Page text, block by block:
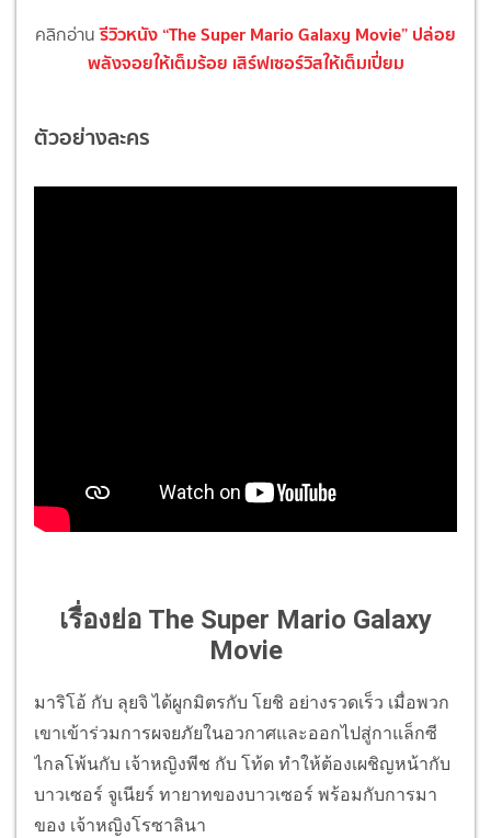
คลิกอ่านรีวิวหนัง“The Super Mario Galaxy Movie”ปล่อย
พลังจอยให้เต็มร้อย เสิร์ฟเซอร์วิสให้เต็มเปี่ยม
ตัวอย่างละคร
เรื่องย่อ The Super Mario Galaxy
Movie
มาริโอ้ กับ ลุยจิ ได้ผูกมิตรกับ โยชิ อย่างรวดเร็ว เมื่อพวก
เขาเข้าร่วมการผจยภัยในอวกาศและออกไปสู่กาแล็กซี
ไกลโพ้นกับ เจ้าหญิงพีช กับ โท้ด ทำให้ต้องเผชิญหน้ากับ
บาวเซอร์ จูเนียร์ ทายาทของบาวเซอร์ พร้อมกับการมา
ของ เจ้าหญิงโรซาลินา